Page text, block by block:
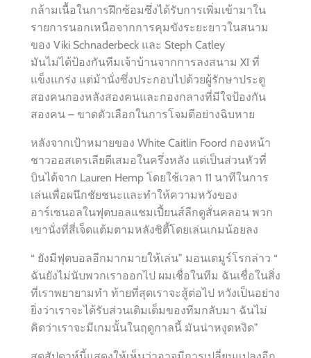
กล้ามเนื้อในการฝึกซ้อมซึ่งได้รับการเพิ่มเข้ามาใน
รายการนอกเหนือจากการคุมขังระยะยาวในสนาม
ของ Viki Schnaderbeck และ Steph Catley
มันไม่ได้ป้องกันทีมเจ้าบ้านจากการลงสนาม XI ที่
แข็งแกร่ง แต่ม้านั่งซึ่งประกอบไปด้วยผู้รักษาประตู
สองคนกองหลังสองคนและกองกลางที่มีใจป้องกัน
สองคน – ขาดตัวเลือกในการโจมตีอย่างฉิบหาย
หลังจากเป้าหมายของ White Caitlin Foord กองหน้า
ชาวออสเตรเลียตีเสมอในครึ่งหลัง แต่เป็นส่วนหัวที่
บินได้จาก Lauren Hemp โดยใช้เวลา 11 นาทีในการ
เล่นเพื่อผนึกชัยชนะและทำให้ความหวังของ
อาร์เซนอลในฟุตบอลแชมเปี้ยนส์ลีกดูสั่นคลอน พวก
เขานั่งที่สี่เจ็ดแต้มตามหลังซิตี้โดยเล่นเกมน้อยลง
“ ยังมีฟุตบอลอีกมากมายให้เล่น” มอนเตมูร์โรกล่าว “
ฉันยังไม่นับพวกเราออกไป ผมเชื่อในทีม ฉันเชื่อในสิ่ง
ที่เราพยายามทำ ท้ายที่สุดเราจะสู้ต่อไป หวังเป็นอย่าง
ยิ่งว่าเราจะได้รับส่วนเติมเต็มของทีมกลับมา ฉันไม่
คิดว่าเราจะมีเกมนั้นในฤดูกาลนี้ มันน่าหงุดหงิด”